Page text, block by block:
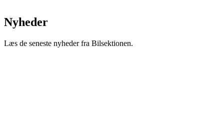
Nyheder
Læs de seneste nyheder fra Bilsektionen.